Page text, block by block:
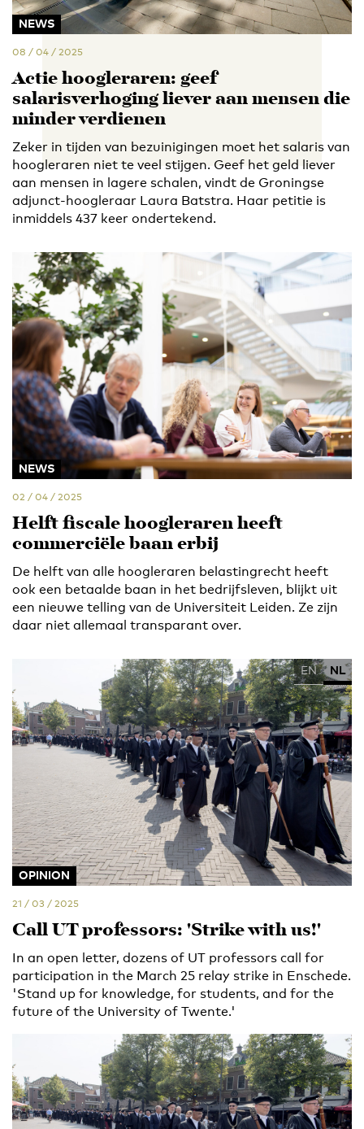
NEWS
08 / 04 / 2025
Actie hoogleraren: geef
salarisverhoging liever aan mensen die
minder verdienen
Zeker in tijden van bezuinigingen moet het salaris van
hoogleraren niet te veel stijgen. Geef het geld liever
aan mensen in lagere schalen, vindt de Groningse
adjunct-hoogleraar Laura Batstra. Haar petitie is
inmiddels 437 keer ondertekend.
NEWS
02 / 04 / 2025
Helft fiscale hoogleraren heeft
commerciële baan erbij
De helft van alle hoogleraren belastingrecht heeft
ook een betaalde baan in het bedrijfsleven, blijkt uit
een nieuwe telling van de Universiteit Leiden. Ze zijn
daar niet allemaal transparant over.
EN NL
OPINION
21 / 03 / 2025
Call UT professors: 'Strike with us!'
In an open letter, dozens of UT professors call for
participation in the March 25 relay strike in Enschede.
'Stand up for knowledge, for students, and for the
future of the University of Twente.'